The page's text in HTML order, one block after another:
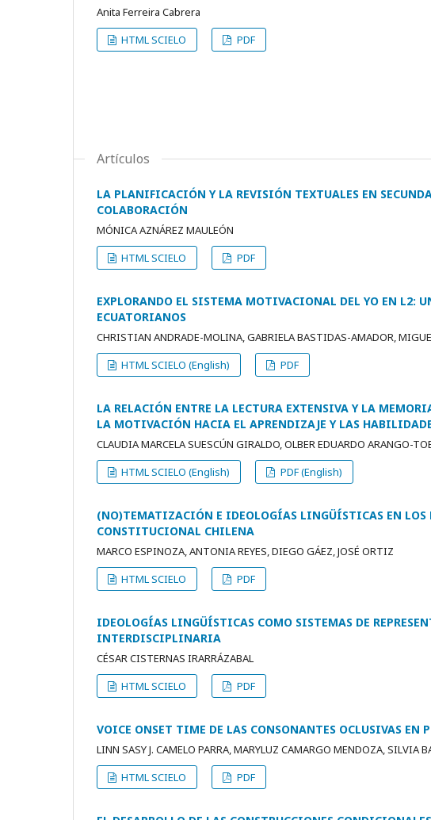
Anita Ferreira Cabrera
HTML SCIELO
PDF
Artículos
LA PLANIFICACIÓN Y LA REVISIÓN TEXTUALES EN
COLABORACIÓN
MÓNICA AZNÁREZ MAULEÓN
HTML SCIELO
PDF
EXPLORANDO EL SISTEMA MOTIVACIONAL DEL YO EN L2:
ECUATORIANOS
CHRISTIAN ANDRADE-MOLINA, GABRIELA BASTIDAS-AMADOR,
HTML SCIELO (English)
PDF
LA RELACIÓN ENTRE LA LECTURA EXTENSIVA Y LA
LA MOTIVACIÓN HACIA EL APRENDIZAJE Y LAS
CLAUDIA MARCELA SUESCÚN GIRALDO, OLBER EDUARDO ARANGO-
HTML SCIELO (English)
PDF (English)
(NO)TEMATIZACIÓN E IDEOLOGÍAS LINGÜÍSTICAS EN LOS
CONSTITUCIONAL CHILENA
MARCO ESPINOZA, ANTONIA REYES, DIEGO GÁEZ, JOSÉ ORTIZ
HTML SCIELO
PDF
IDEOLOGÍAS LINGÜÍSTICAS COMO SISTEMAS DE
INTERDISCIPLINARIA
CÉSAR CISTERNAS IRARRÁZABAL
HTML SCIELO
PDF
VOICE ONSET TIME DE LAS CONSONANTES OCLUSIVAS EN
LINN SASY J. CAMELO PARRA, MARYLUZ CAMARGO MENDOZA, SILVIA
HTML SCIELO
PDF